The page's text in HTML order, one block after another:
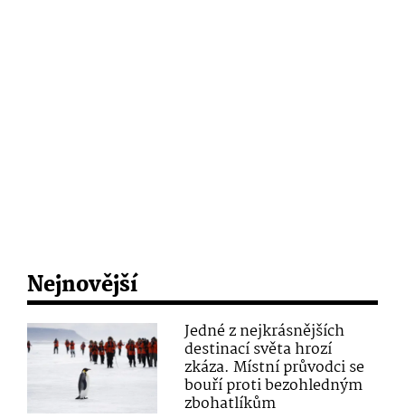
Nejnovější
Jedné z nejkrásnějších
destinací světa hrozí
zkáza. Místní průvodci se
bouří proti bezohledným
zbohatlíkům